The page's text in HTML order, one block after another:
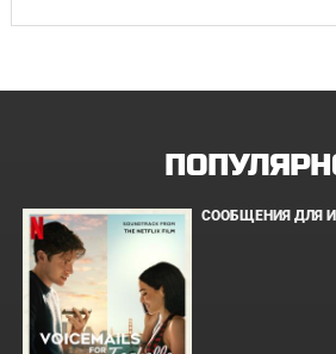
СООБЩЕНИЯ ДЛЯ